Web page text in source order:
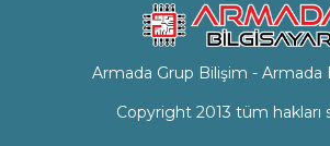
Armada Grup Bilişim - Armada
Copyright 2013 tüm hakları